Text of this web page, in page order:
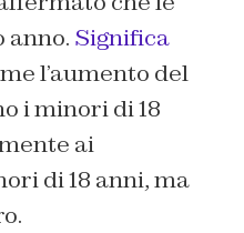
anno. Significa
l’aumento del
i minori di 18
ai
di 18 anni, ma